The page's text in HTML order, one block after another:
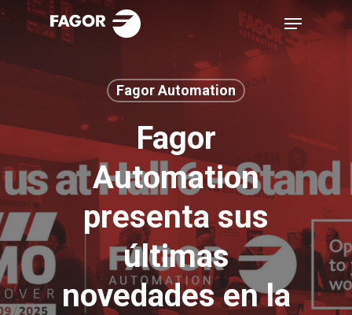
Skip
main
Menu
Fagor Automation
Fagor
Automation
presenta sus
últimas
novedades en la